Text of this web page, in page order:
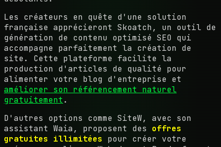
Les créateurs en quête d'une solution
française apprécieront Skoatch, un outil de
génération de contenu optimisé SEO qui
accompagne parfaitement la création de
site. Cette plateforme facilite la
production d'articles de qualité pour
alimenter votre blog d'entreprise et
améliorer son référencement naturel
gratuitement .
D'autres options comme SiteW, avec son
assistant Waia, proposent des offres
gratuites illimitées pour créer votre